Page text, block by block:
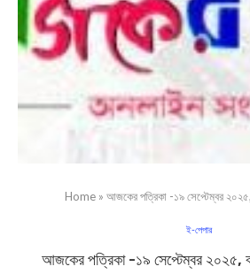
Home » আজকের পত্রিকা -১৯ সেপ্টেম্বর
ই-পেপার
আজকের পত্রিকা -১৯ সেপ্টেম্বর ২০২৫,